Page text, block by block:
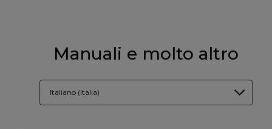
Manuali e molto altro
Italiano (Italia)